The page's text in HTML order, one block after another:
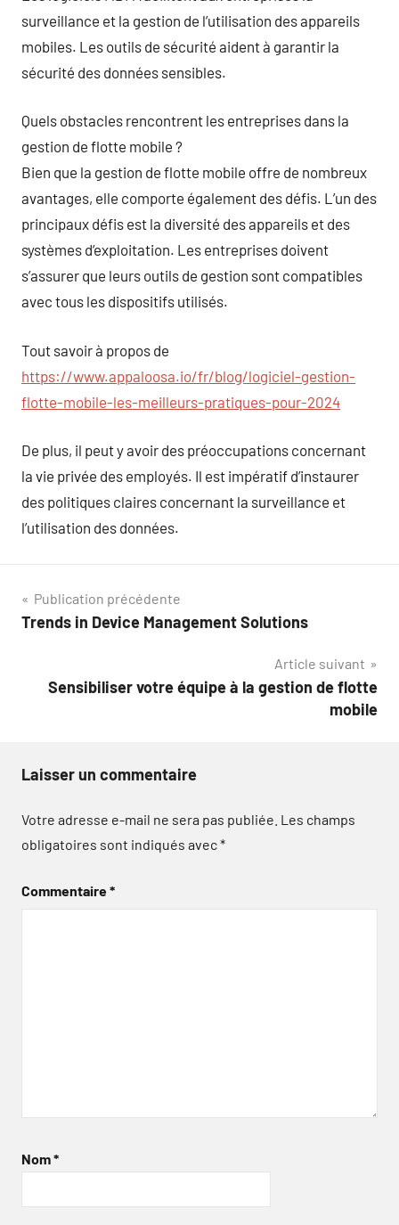
surveillance et la gestion de l’utilisation des appareils
mobiles. Les outils de sécurité aident à garantir la
sécurité des données sensibles.
Quels obstacles rencontrent les entreprises dans la
gestion de flotte mobile ?
Bien que la gestion de flotte mobile offre de nombreux
avantages, elle comporte également des défis. L’un des
principaux défis est la diversité des appareils et des
systèmes d’exploitation. Les entreprises doivent
s’assurer que leurs outils de gestion sont compatibles
avec tous les dispositifs utilisés.
Tout savoir à propos de
https://www.appaloosa.io/fr/blog/logiciel-gestion-
flotte-mobile-les-meilleurs-pratiques-pour-2024
De plus, il peut y avoir des préoccupations concernant
la vie privée des employés. Il est impératif d’instaurer
des politiques claires concernant la surveillance et
l’utilisation des données.
Navigation
de
Publication précédente
Trends in Device Management Solutions
Article suivant
Sensibiliser votre équipe à la gestion de flotte
mobile
Laisser un commentaire
Votre adresse e-mail ne sera pas publiée. Les champs
obligatoires sont indiqués avec*
Commentaire*
Nom*